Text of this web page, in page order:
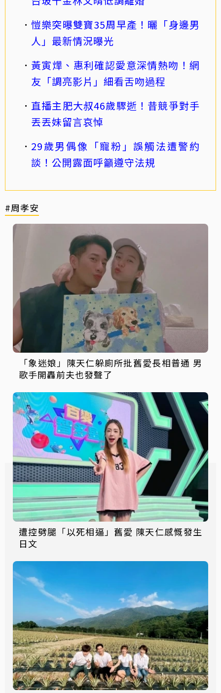
愷樂突曝雙寶35周早產！曬「身邊男
人」最新情況曝光
黃寅燁、惠利確認愛意深情熱吻！網
友「調亮影片」細看舌吻過程
直播主肥大叔46歲驟逝！昔競爭對手
丟丟妹留言哀悼
29歲男偶像「寵粉」誤觸法遭警約
談！公開露面呼籲遵守法規
#周孝安
「象迷娘」陳天仁躲廁所批舊愛長相普通 男
歌手開轟前夫也發聲了
遭控劈腿「以死相逼」舊愛 陳天仁感慨發生
日文